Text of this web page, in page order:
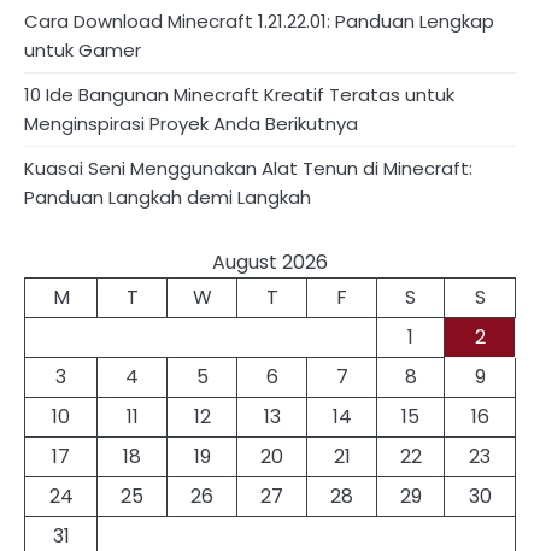
Cara Download Minecraft 1.21.22.01: Panduan Lengkap
untuk Gamer
10 Ide Bangunan Minecraft Kreatif Teratas untuk
Menginspirasi Proyek Anda Berikutnya
Kuasai Seni Menggunakan Alat Tenun di Minecraft:
Panduan Langkah demi Langkah
August 2026
M
T W T F S
S
1
2
3
4 5 6 7 8
9
10
11 12 13 14 15
16
17
18 19 20 21 22
23
24
25 26 27 28 29
30
31